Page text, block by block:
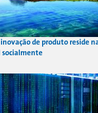
de produto reside
socialmente